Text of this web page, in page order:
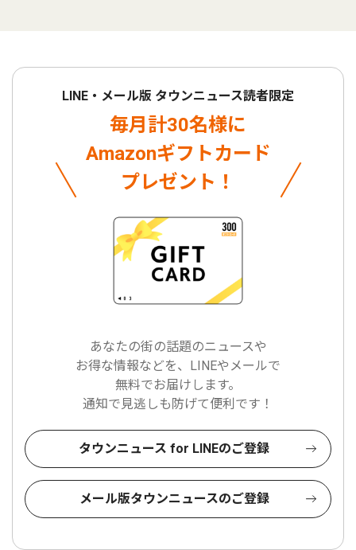
LINE・メール版 タウンニュース読者限定
毎月計30名様に
Amazonギフトカード
プレゼント！
あなたの街の話題のニュースや
お得な情報などを、LINEやメールで
無料でお届けします。
通知で見逃しも防げて便利です！
タウンニュース for LINEのご登録
メール版タウンニュースのご登録